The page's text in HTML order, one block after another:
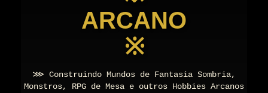
ARCANO
※
⋙ Construindo Mundos de Fantasia Sombria,
Monstros, RPG de Mesa e outros Hobbies Arcanos